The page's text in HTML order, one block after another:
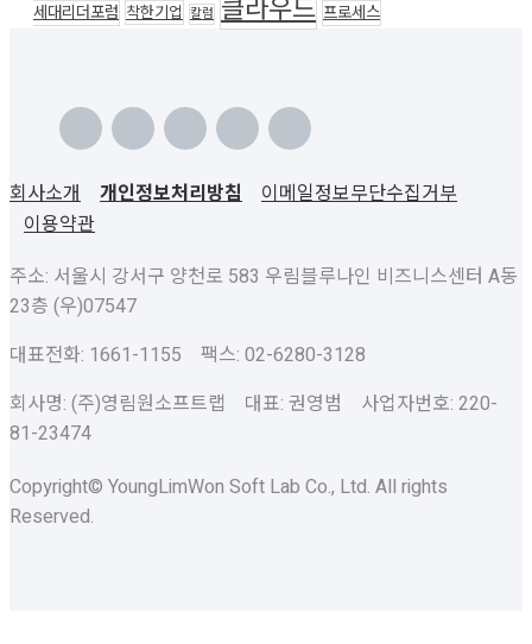
세대리더포럼 착한기업 칼럼 클라우드 프로세스
회사소개 개인정보처리방침
이메일정보무단수집거부
이용약관
주소: 서울시 강서구 양천로 583 우림블루나인 비즈니스센터 A동
23층 (우)07547
대표전화: 1661-1155 팩스: 02-6280-3128
회사명: (주)영림원소프트랩 대표: 권영범 사업자번호: 220-
81-23474
Copyright© YoungLimWon Soft Lab Co., Ltd. All rights
Reserved.